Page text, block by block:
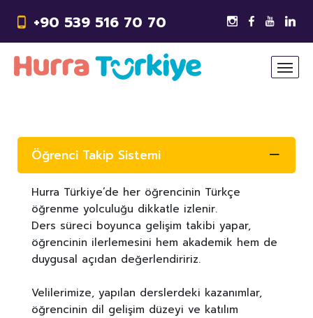
+90 539 516 70 70
Öğrenci Takip Sistemi
Hurra Türkiye’de her öğrencinin Türkçe
öğrenme yolculuğu dikkatle izlenir.
Ders süreci boyunca gelişim takibi yapar,
öğrencinin ilerlemesini hem akademik hem de
duygusal açıdan değerlendiririz.
Velilerimize, yapılan derslerdeki kazanımlar,
öğrencinin dil gelişim düzeyi ve katılım